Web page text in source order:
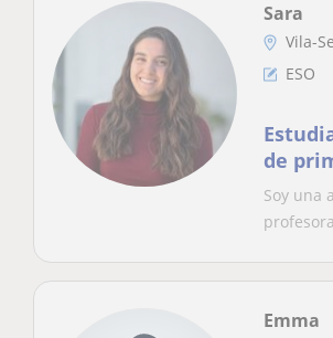
Sara
Vila-
ESO
de
Soy una
Emma